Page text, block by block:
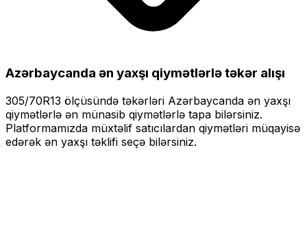
Azərbaycanda ən yaxşı qiymətlərlətəkər alışı
305/70R13 ölçüsündə təkərləri Azərbaycanda ən yaxşı
qiymətlərlə ən münasib qiymətlərlə tapa bilərsiniz.
Platformamızda müxtəlif satıcılardan qiymətləri müqayisə
edərək ən yaxşı təklifi seçə bilərsiniz.